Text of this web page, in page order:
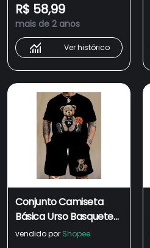
Múltiplos Bolsos Pretos
+ Conjunto Masculino
Com Camiseta De
Manga Curta E Estilo
R$ 58,99
mais de 2 anos
Ver histórico
Conjunto Camiseta
Básica Urso Basquete
Masculina Algodão
vendido por Shopee